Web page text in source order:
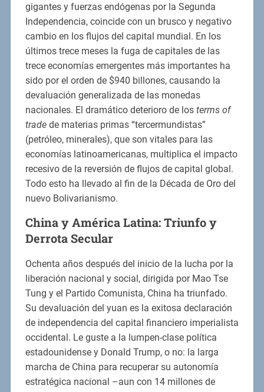
gigantes y fuerzas endógenas por la Segunda
Independencia, coincide con un brusco y negativo
cambio en los flujos del capital mundial. En los
últimos trece meses la fuga de capitales de las
trece economías emergentes más importantes ha
sido por el orden de $940 billones, causando la
devaluación generalizada de las monedas
nacionales. El dramático deterioro de los terms of
tradede materias primas “tercermundistas”
(petróleo, minerales), que son vitales para las
economías latinoamericanas, multiplica el impacto
recesivo de la reversión de flujos de capital global.
Todo esto ha llevado al fin de la Década de Oro del
nuevo Bolivarianismo.
China y América Latina: Triunfo y
Derrota Secular
Ochenta años después del inicio de la lucha por la
liberación nacional y social, dirigida por Mao Tse
Tung y el Partido Comunista, China ha triunfado.
Su devaluación del yuan es la exitosa declaración
de independencia del capital financiero imperialista
occidental. Le guste a la lumpen-clase política
estadounidense y Donald Trump, o no: la larga
marcha de China para recuperar su autonomía
estratégica nacional –aun con 14 millones de